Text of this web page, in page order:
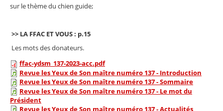
sur le thème du chien guide;
>> LA FFAC ET VOUS : p.15
Les mots des donateurs.
ffac-ydsm_137-2023-acc.pdf
Revue les Yeux de Son maître numéro 137 - Introduction
Revue les Yeux de Son maître numéro 137 - Sommaire
Revue les Yeux de Son maître numéro 137 - Le mot du
Président
Revue les Yeux de Son maître numéro 137 - Actualités